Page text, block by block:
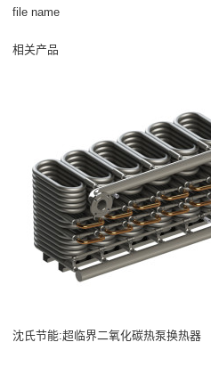
file name
相关产品
沈氏节能:超临界二氧化碳热泵换热器